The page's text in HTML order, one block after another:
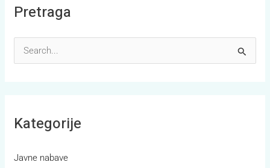
Pretraga
c
f
Kategorije
Javne nabave